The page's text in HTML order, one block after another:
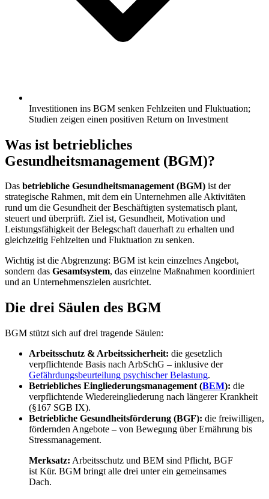
Investitionen ins BGM senken Fehlzeiten und Fluktuation;
Studien zeigen einen positiven Return on Investment
Was ist betriebliches
Gesundheitsmanagement (BGM)?
Das betriebliche Gesundheitsmanagement (BGM) ist der
strategische Rahmen, mit dem ein Unternehmen alle Aktivitäten
rund um die Gesundheit der Beschäftigten systematisch plant,
steuert und überprüft. Ziel ist, Gesundheit, Motivation und
Leistungsfähigkeit der Belegschaft dauerhaft zu erhalten und
gleichzeitig Fehlzeiten und Fluktuation zu senken.
Wichtig ist die Abgrenzung: BGM ist kein einzelnes Angebot,
sondern das Gesamtsystem, das einzelne Maßnahmen koordiniert
und an Unternehmenszielen ausrichtet.
Die drei Säulen des BGM
BGM stützt sich auf drei tragende Säulen:
Arbeitsschutz & Arbeitssicherheit: die gesetzlich
verpflichtende Basis nach ArbSchG – inklusive der
Gefährdungsbeurteilung psychischer Belastung.
Betriebliches Eingliederungsmanagement (BEM): die
verpflichtende Wiedereingliederung nach längerer Krankheit
(§167 SGB IX).
Betriebliche Gesundheitsförderung (BGF): die freiwilligen,
fördernden Angebote – von Bewegung über Ernährung bis
Stressmanagement.
Merksatz: Arbeitsschutz und BEM sind Pflicht, BGF
ist Kür. BGM bringt alle drei unter ein gemeinsames
Dach.